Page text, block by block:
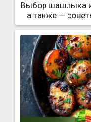
Выбор шашлыка и
а также —